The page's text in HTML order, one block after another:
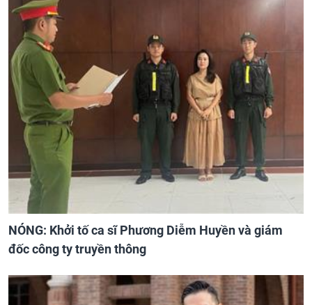
NÓNG: Khởi tố ca sĩ Phương Diễm Huyền và giám
đốc công ty truyền thông